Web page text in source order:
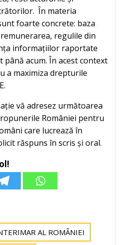
În materia
foarte concrete: baza
regulile din
informațiilor raportate
până acum. În acest context
a maximiza drepturile
vă adresez următoarea
României pentru
care lucrează în
răspuns în scris și oral.
AL ROMÂNIEI